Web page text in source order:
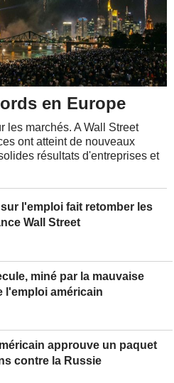
l'emploi fait retomber les
Wall Street
miné par la mauvaise
l'emploi américain
en Europe
les marchés. A Wall Street
ont atteint de nouveaux
résultats d'entreprises et
approuve un paquet
contre la Russie